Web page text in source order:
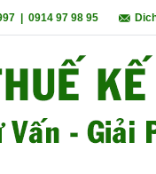
0914 97 98 95